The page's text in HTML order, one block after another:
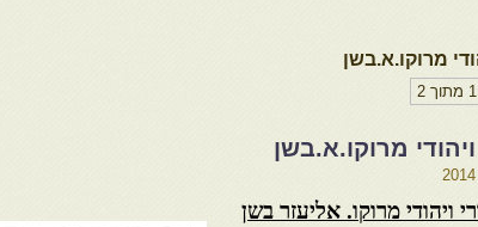
מרוקו.א.בשן
ויהודי מרוקו.א.בשן
ויהודי מרוקו. אליעזר בשן